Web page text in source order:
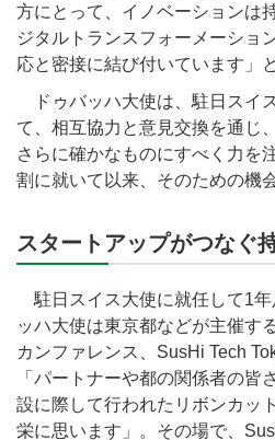
方にとって、イノベーションは
ジタルトランスフォーメーショ
応と密接に結び付いています」
ドゥバッハ大使は、駐日スイ
て、相互協力と意見交換を通じ
さらに確かなものにすべく力を
割に就いて以来、そのための機
スタートアップがつなぐ
駐日スイス大使に就任して1
ッハ大使は東京都などが主催す
カンファレンス、SusHi Tech
「パートナーや都の関係者の皆
設に際して行われたリボンカッ
栄に思います」。その場で、